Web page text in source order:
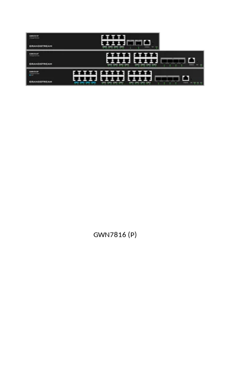
8/16/24 Gigabit Ethernet ports and 2/4 Gigabit SFP ports
Detail
GWN7816 (P)